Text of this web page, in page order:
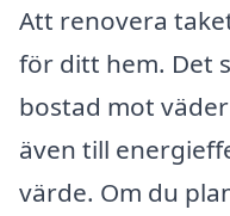
Att renovera
för ditt hem. Det
bostad mot
även till
värde. Om du